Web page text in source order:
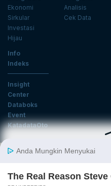
Ekonomi
Sirkular
Investasi
Hijau
Analisis
Cek Data
Info
Indeks
Insight
Center
Databoks
Event
KatadataOto
Langganan Newsletter